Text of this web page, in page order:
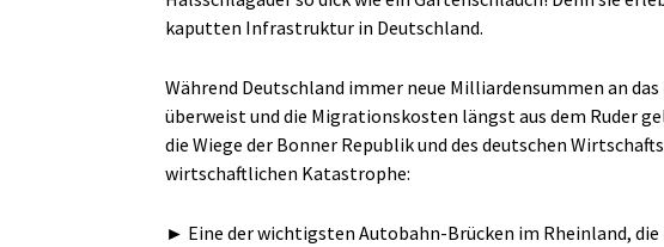
kaputten Infrastruktur in Deutschland.
Während Deutschland immer neue Milliardensummen an
überweist und die Migrationskosten längst aus dem Ruder
die Wiege der Bonner Republik und des deutschen
wirtschaftlichen Katastrophe:
► Eine der wichtigsten Autobahn-Brücken im Rheinland,